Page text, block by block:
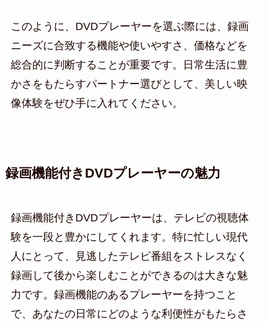
このように、DVDプレーヤーを選ぶ際には、録画
ニーズに合致する機能や使いやすさ、価格などを
総合的に判断することが重要です。日常生活に豊
かさをもたらすパートナー選びとして、美しい映
像体験をぜひ手に入れてください。
録画機能付きDVDプレーヤーの魅力
録画機能付きDVDプレーヤーは、テレビの視聴体
験を一段と豊かにしてくれます。特に忙しい現代
人にとって、見逃したテレビ番組をストレスなく
録画して後から楽しむことができるのは大きな魅
力です。録画機能のあるプレーヤーを持つこと
で、あなたの日常にどのような利便性がもたらさ